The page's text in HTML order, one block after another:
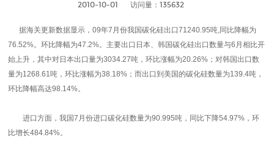
2010-10-01 访问量：135632
据海关更新数据显示，09年7月份我国碳化硅出口71240.95吨,同比降幅为
76.52%。环比降幅为47.2%。主要出口日本、韩国碳化硅出口数量与6月相比开
始上升，其中对日本出口量为3034.27吨，环比涨幅为20.26%；对韩国出口数
量为1268.61吨，环比涨幅为38.18%；而出口到美国的碳化硅数量为139.4吨，
环比降幅高达98.14%。
进口方面，我国7月份进口碳化硅数量为90.995吨，同比下降54.97%，环
比增长484.84%。